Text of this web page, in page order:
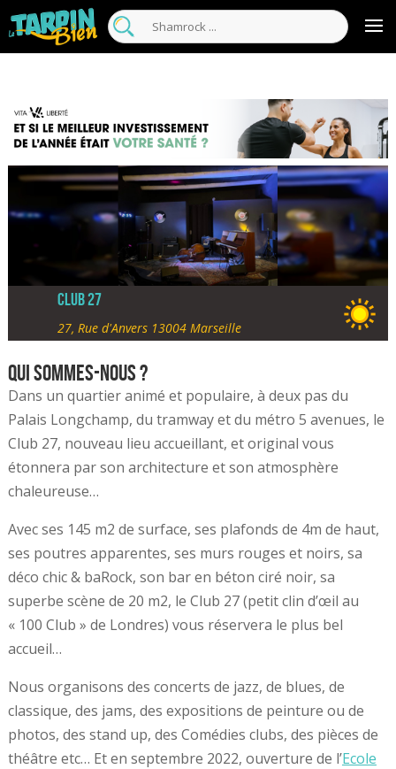
Club 27
27, Rue d'Anvers 13004 Marseille
Qui sommes-nous ?
Dans un quartier animé et populaire, à deux pas du
Palais Longchamp, du tramway et du métro 5 avenues, le
Club 27, nouveau lieu accueillant, et original vous
étonnera par son architecture et son atmosphère
chaleureuse…
Avec ses 145 m2 de surface, ses plafonds de 4m de haut,
ses poutres apparentes, ses murs rouges et noirs, sa
déco chic & baRock, son bar en béton ciré noir, sa
superbe scène de 20 m2, le Club 27 (petit clin d’œil au
« 100 Club » de Londres) vous réservera le plus bel
accueil…
Nous organisons des concerts de jazz, de blues, de
classique, des jams, des expositions de peinture ou de
photos, des stand up, des Comédies clubs, des pièces de
théâtre etc… Et en septembre 2022, ouverture de l’Ecole